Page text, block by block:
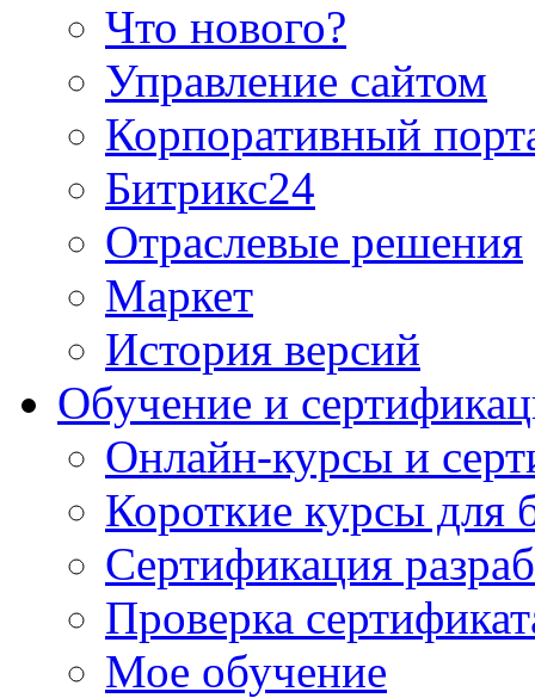
Что нового?
Управление сайтом
Корпоративный
Битрикс24
Отраслевые решения
Маркет
История версий
Обучение и
Онлайн-курсы и
Короткие курсы для
Сертификация
Проверка
Мое обучение